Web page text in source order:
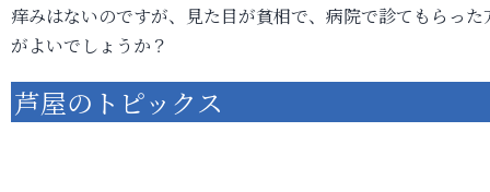
痒みはないのですが、見た目が貧相で、病院で診てもらった
がよいでしょうか？
芦屋のトピックス